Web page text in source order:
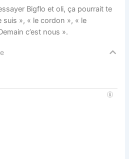
Bigflo et oli, ça pourrait te
suis », « le cordon », « le
c’est nous ».